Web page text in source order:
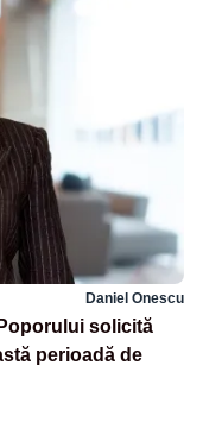
Daniel Onescu
solicită
perioadă de